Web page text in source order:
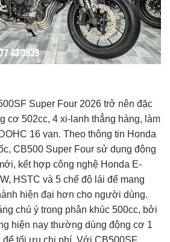
Super Four 2026 trở nên đặc
cơ 502cc, 4 xi-lanh thẳng hàng, làm
16 van. Theo thông tin Honda
CB500 Super Four sử dụng động
kết hợp công nghệ Honda E-
HSTC và 5 chế độ lái để mang
hiện đại hơn cho người dùng.
chú ý trong phân khúc 500cc, bởi
hiện nay thường dùng động cơ 1
để tối ưu chi phí. Với CB500SF